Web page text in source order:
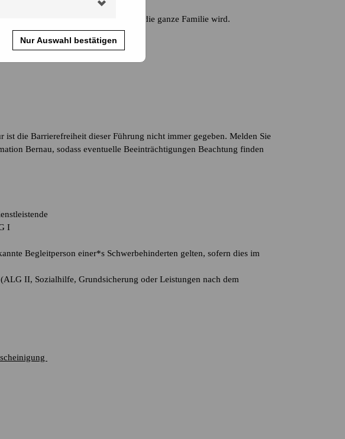
Nur Auswahl bestätigen
Wahrzeichen zum Abenteuer für die ganze Familie wird.
ist die Barrierefreiheit dieser Führung nicht immer gegeben. Melden Sie
Bernau, sodass eventuelle Beeinträchtigungen Beachtung finden
I
Begleitperson einer*s Schwerbehinderten gelten, sofern dies im
II, Sozialhilfe, Grundsicherung oder Leistungen nach dem